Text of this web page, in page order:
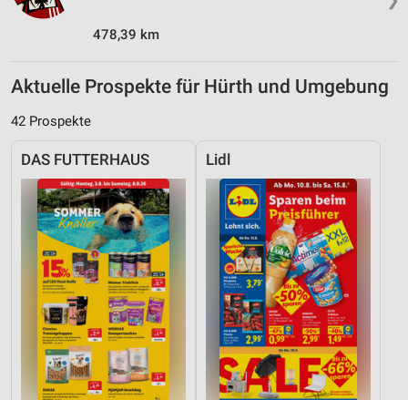
478,39 km
Aktuelle Prospekte für Hürth und Umgebung
42 Prospekte
DAS FUTTERHAUS Lidl